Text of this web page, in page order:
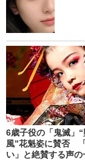
6歳子役の「鬼滅」
風”花魁姿に賛否
い」と絶賛する声の